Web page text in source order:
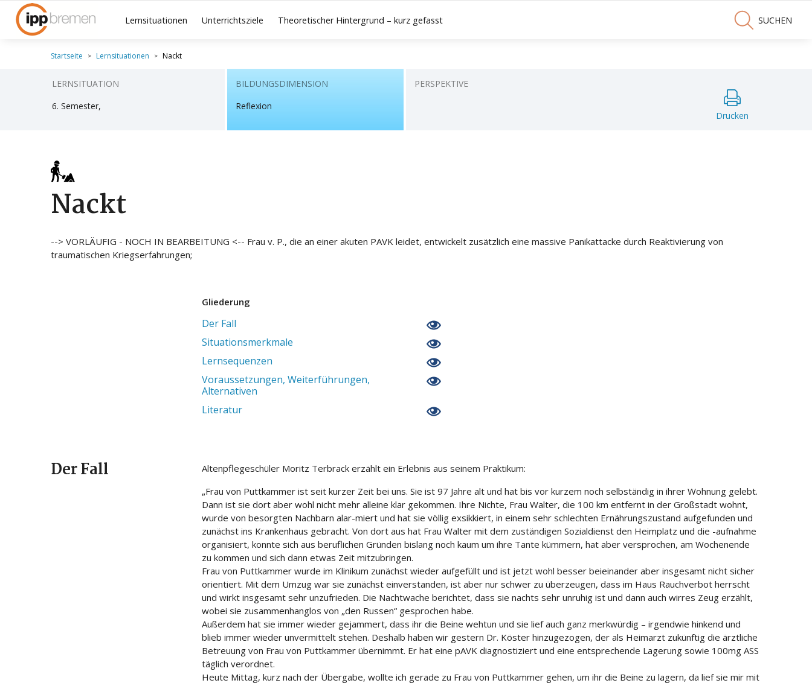
SUCHEN
Lernsituationen Unterrichtsziele Theoretischer Hintergrund – kurz gefasst
Startseite Lernsituationen Nackt
LERNSITUATION
6. Semester,
BILDUNGSDIMENSION
Reflexion
PERSPEKTIVE
Drucken
Nackt
--> VORLÄUFIG - NOCH IN BEARBEITUNG <-- Frau v. P., die an einer akuten PAVK leidet, entwickelt zusätzlich eine massive Panikattacke durch Reaktivierung von
traumatischen Kriegserfahrungen;
Gliederung
Der Fall
Situationsmerkmale
Lernsequenzen
Voraussetzungen, Weiterführungen,
Alternativen
Literatur
Der Fall
Altenpflegeschüler Moritz Terbrack erzählt ein Erlebnis aus seinem Praktikum:
„Frau von Puttkammer ist seit kurzer Zeit bei uns. Sie ist 97 Jahre alt und hat bis vor kurzem noch selbständig in ihrer Wohnung gelebt.
Dann ist sie dort aber wohl nicht mehr alleine klar gekommen. Ihre Nichte, Frau Walter, die 100 km entfernt in der Großstadt wohnt,
wurde von besorgten Nachbarn alar-miert und hat sie völlig exsikkiert, in einem sehr schlechten Ernährungszustand aufgefunden und
zunächst ins Krankenhaus gebracht. Von dort aus hat Frau Walter mit dem zuständigen Sozialdienst den Heimplatz und die -aufnahme
organisiert, konnte sich aus beruflichen Gründen bislang noch kaum um ihre Tante kümmern, hat aber versprochen, am Wochenende
zu kommen und sich dann etwas Zeit mitzubringen.
Frau von Puttkammer wurde im Klinikum zunächst wieder aufgefüllt und ist jetzt wohl besser beieinander aber insgesamt nicht sicher
orientiert. Mit dem Umzug war sie zunächst einverstanden, ist aber nur schwer zu überzeugen, dass im Haus Rauchverbot herrscht
und wirkt insgesamt sehr unzufrieden. Die Nachtwache berichtet, dass sie nachts sehr unruhig ist und dann auch wirres Zeug erzählt,
wobei sie zusammenhanglos von „den Russen“ gesprochen habe.
Außerdem hat sie immer wieder gejammert, dass ihr die Beine wehtun und sie lief auch ganz merkwürdig – irgendwie hinkend und
blieb immer wieder unvermittelt stehen. Deshalb haben wir gestern Dr. Köster hinzugezogen, der als Heimarzt zukünftig die ärztliche
Betreuung von Frau von Puttkammer übernimmt. Er hat eine pAVK diagnostiziert und eine entsprechende Lagerung sowie 100mg ASS
täglich verordnet.
Heute Mittag, kurz nach der Übergabe, wollte ich gerade zu Frau von Puttkammer gehen, um ihr die Beine zu lagern, da lief sie mir mit